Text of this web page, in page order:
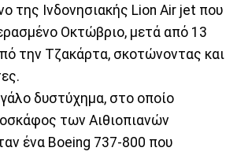
της Ινδονησιακής Lion Air jet που
Οκτώβριο, μετά από 13
την Τζακάρτα, σκοτώνοντας και
δυστύχημα, στο οποίο
των Αιθιοπιανών
ένα Boeing 737-800 που